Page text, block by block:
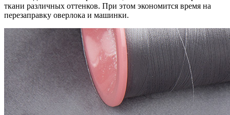
ткани различных оттенков. При этом экономится время на
перезаправку оверлока и машинки.